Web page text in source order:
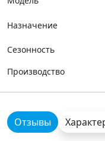
Назначение
Сезонность
Производство
Отзывы